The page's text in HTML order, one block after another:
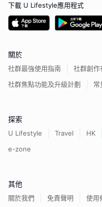
下載 U Lifestyle應用程式
關於
社群最強使用指南
社群創作
社群焦點功能及升級計劃
常
探索
U Lifestyle Travel HK
e-zone
其他
關於我們 免責聲明 使用